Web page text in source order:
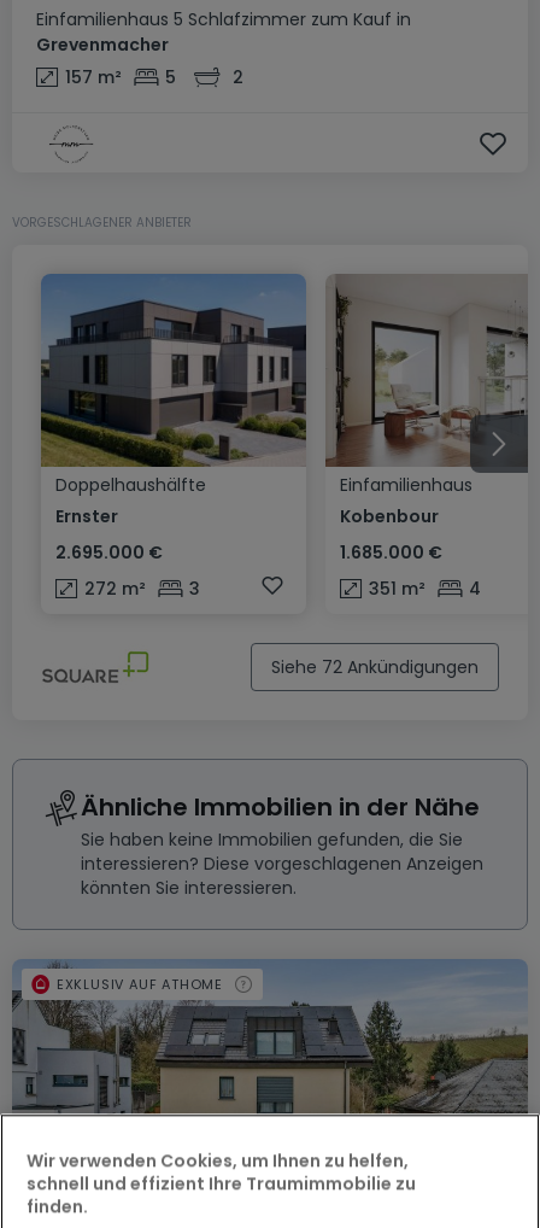
Einfamilienhaus 5 Schlafzimmer zum Kauf in
Grevenmacher
157 m² 5 2
VORGESCHLAGENER ANBIETER
Doppelhaushälfte
Ernster
2.695.000 €
272 m² 3
Einfamilienhaus
Kobenbour
1.685.000 €
351 m² 4
Siehe 72 Ankündigungen
Ähnliche Immobilien in der Nähe
Sie haben keine Immobilien gefunden, die Sie
interessieren? Diese vorgeschlagenen Anzeigen
könnten Sie interessieren.
EXKLUSIV AUF ATHOME
Wir verwenden Cookies, um Ihnen zu helfen,
schnell und effizient Ihre Traumimmobilie zu
finden.